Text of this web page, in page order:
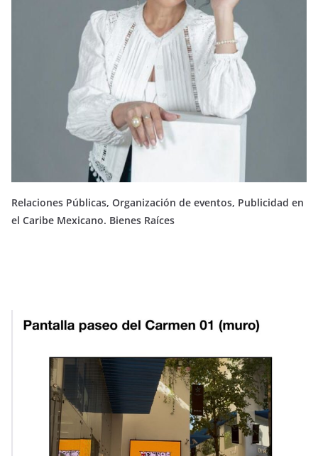
Relaciones Públicas, Organización de eventos, Publicidad en
el Caribe Mexicano. Bienes Raíces